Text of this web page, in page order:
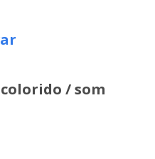
/ som